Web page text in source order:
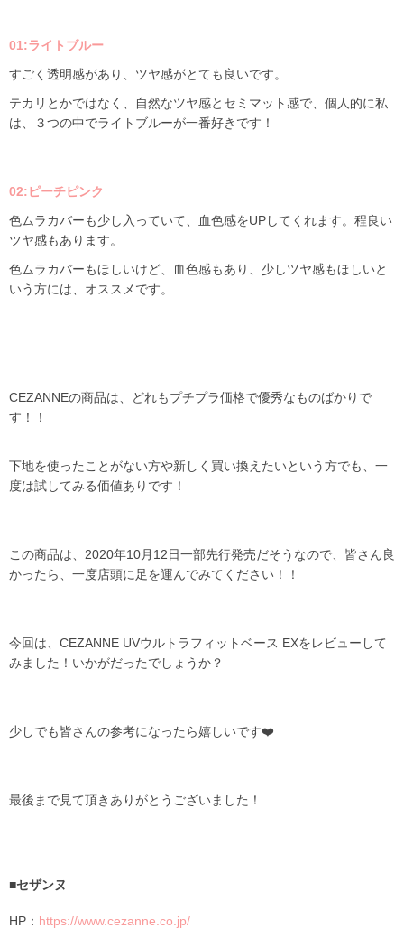
01:ライトブルー
すごく透明感があり、ツヤ感がとても良いです。
テカリとかではなく、自然なツヤ感とセミマット感で、個人的に私
は、３つの中でライトブルーが一番好きです！
02:ピーチピンク
色ムラカバーも少し入っていて、血色感をUPしてくれます。程良い
ツヤ感もあります。
色ムラカバーもほしいけど、血色感もあり、少しツヤ感もほしいと
いう方には、オススメです。
CEZANNEの商品は、どれもプチプラ価格で優秀なものばかりで
す！！
下地を使ったことがない方や新しく買い換えたいという方でも、一
度は試してみる価値ありです！
この商品は、2020年10月12日一部先行発売だそうなので、皆さん良
かったら、一度店頭に足を運んでみてください！！
今回は、CEZANNE UVウルトラフィットベース EXをレビューして
みました！いかがだったでしょうか？
少しでも皆さんの参考になったら嬉しいです❤️
最後まで見て頂きありがとうございました！
■セザンヌ
HP： https://www.cezanne.co.jp/